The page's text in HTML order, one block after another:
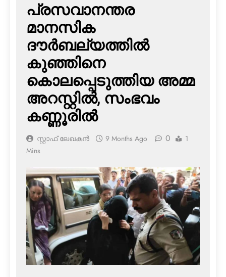
പ്രസവാനന്തര
മാനസിക
ദൗര്‍ബല്യത്തില്‍
കുഞ്ഞിനെ
കൊലപ്പെടുത്തിയ അമ്മ
അറസ്റ്റില്‍, സംഭവം
കണ്ണൂരില്‍
സ്റ്റാഫ് ലേഖകൻ 9 Months Ago 0
1
Mins